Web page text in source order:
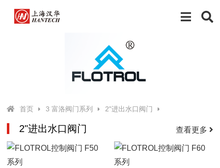
首页 3 富洛阀门系列 2"进出水口阀门
2"进出水口阀门 查看更多